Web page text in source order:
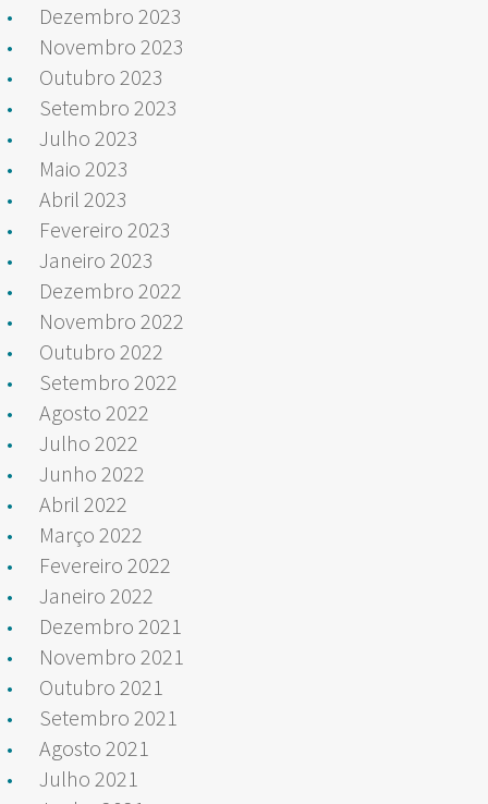
Dezembro 2023
Novembro 2023
Outubro 2023
Setembro 2023
Julho 2023
Maio 2023
Abril 2023
Fevereiro 2023
Janeiro 2023
Dezembro 2022
Novembro 2022
Outubro 2022
Setembro 2022
Agosto 2022
Julho 2022
Junho 2022
Abril 2022
Março 2022
Fevereiro 2022
Janeiro 2022
Dezembro 2021
Novembro 2021
Outubro 2021
Setembro 2021
Agosto 2021
Julho 2021